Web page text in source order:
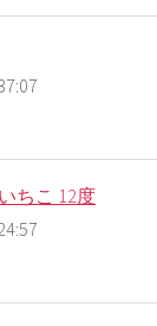
ちこ 12度